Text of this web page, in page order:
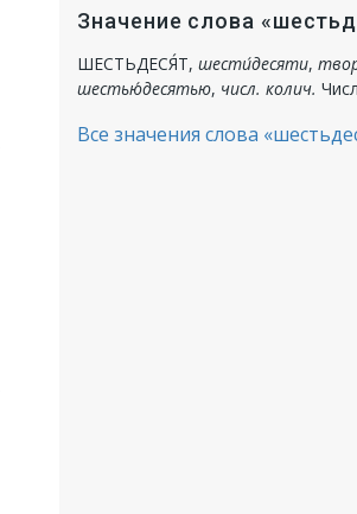
Значение слова
ШЕСТЬДЕСЯ́Т,шести́десяти,
шестью́десятью, числ. колич.
Все значения слова